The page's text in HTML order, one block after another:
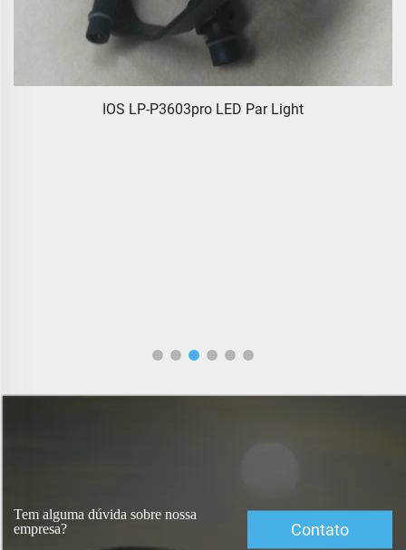
IOS LP-P3603pro LED Par Light
Tem alguma dúvida sobre nossa
empresa?
Contato